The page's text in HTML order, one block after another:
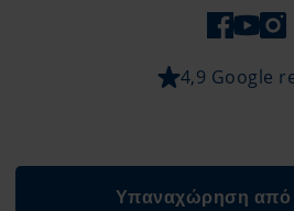
4,9 Google
Υπαναχώρηση από